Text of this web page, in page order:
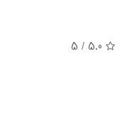
5.0
/ 5